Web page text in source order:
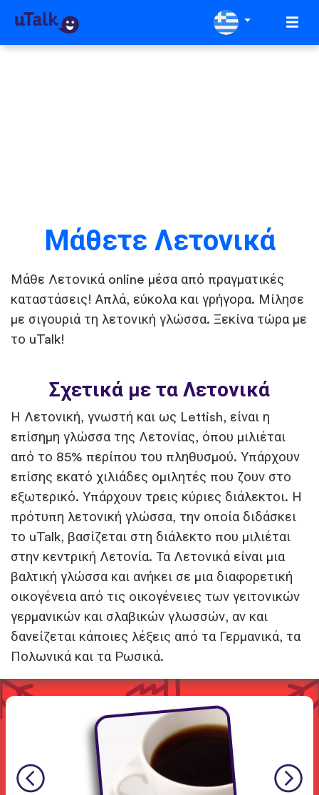
Μάθετε Λετονικά
Μάθε Λετονικά online μέσα από πραγματικές
καταστάσεις! Απλά, εύκολα και γρήγορα. Μίλησε
με σιγουριά τη λετονική γλώσσα. Ξεκίνα τώρα με
το uTalk!
Σχετικά με τα Λετονικά
Η Λετονική, γνωστή και ως Lettish, είναι η
επίσημη γλώσσα της Λετονίας, όπου μιλιέται
από το 85% περίπου του πληθυσμού. Υπάρχουν
επίσης εκατό χιλιάδες ομιλητές που ζουν στο
εξωτερικό. Υπάρχουν τρεις κύριες διάλεκτοι. Η
πρότυπη λετονική γλώσσα, την οποία διδάσκει
το uTalk, βασίζεται στη διάλεκτο που μιλιέται
στην κεντρική Λετονία. Τα Λετονικά είναι μια
βαλτική γλώσσα και ανήκει σε μια διαφορετική
οικογένεια από τις οικογένειες των γειτονικών
γερμανικών και σλαβικών γλωσσών, αν και
δανείζεται κάποιες λέξεις από τα Γερμανικά, τα
Πολωνικά και τα Ρωσικά.